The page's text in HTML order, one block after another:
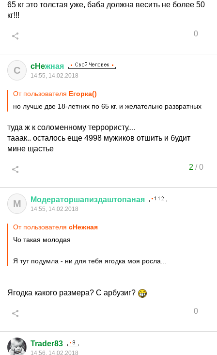
65 кг это толстая уже, баба должна весить не более 50
кг!!!
0
C cHeжная
14:55, 14.02.2018
От пользователя Егорка()
но лучше две 18-летних по 65 кг. и желательно развратных
туда ж к соломенному террористу....
тааак.. осталось еще 4998 мужиков отшить и будит
мине щастье
2 /0
М Модераторшапиздаштопаная
14:55, 14.02.2018
От пользователя cHeжная
Чо такая молодая
Я тут подумла - ни для тебя ягодка моя росла...
Ягодка какого размера? С арбузиг?
0
Trader83
14:56, 14.02.2018